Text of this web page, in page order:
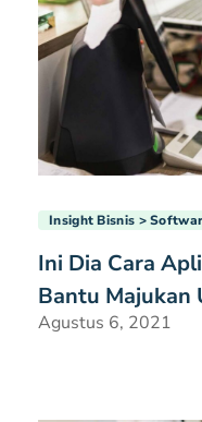
Insight Bisnis
Ini Dia Cara
Bantu Majukan
Agustus 6, 2021